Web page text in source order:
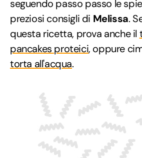
seguendo passo passo le
preziosi consigli di Melissa.
questa ricetta, prova anche il
pancakes proteici, oppure
torta all'acqua.